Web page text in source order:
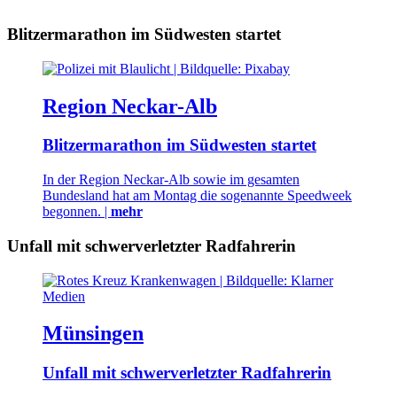
Blitzermarathon im Südwesten startet
Region Neckar-Alb
Blitzermarathon im Südwesten startet
In der Region Neckar-Alb sowie im gesamten
Bundesland hat am Montag die sogenannte Speedweek
begonnen. | mehr
Unfall mit schwerverletzter Radfahrerin
Münsingen
Unfall mit schwerverletzter Radfahrerin